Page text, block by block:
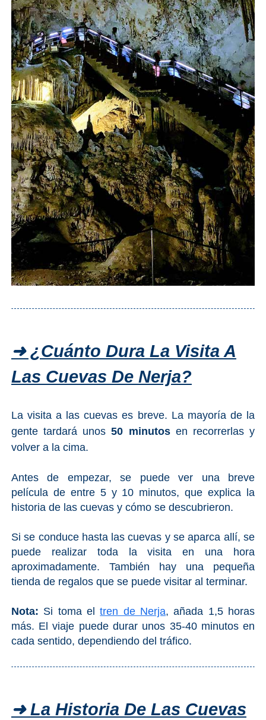
➜ ¿Cuánto Dura La Visita A
Las Cuevas De Nerja?
La visita a las cuevas es breve. La mayoría de la
gente tardará unos50 minutosen recorrerlas y
volver a la cima.
Antes de empezar, se puede ver una breve
película de entre 5 y 10 minutos, que explica la
historia de las cuevas y cómo se descubrieron.
Si se conduce hasta las cuevas y se aparca allí, se
puede realizar toda la visita en una hora
aproximadamente. También hay una pequeña
tienda de regalos que se puede visitar al terminar.
Nota: Si toma eltren de Nerja, añada 1,5 horas
más. El viaje puede durar unos 35-40 minutos en
cada sentido, dependiendo del tráfico.
➜ La Historia De Las Cuevas